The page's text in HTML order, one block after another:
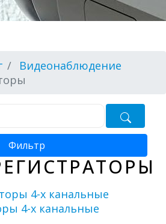
Видеонаблюдение
Фильтр
4-х канальные